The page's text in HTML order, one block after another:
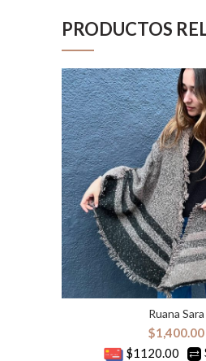
PRODUCTOS
AÑADIR AL
Ruana Sara
$1,400.00
$1120.00